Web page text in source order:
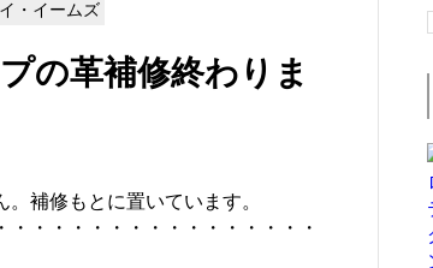
・イームズ
の革補修終わりま
補修もとに置いています。
・・・・・・・・・・・・・・・